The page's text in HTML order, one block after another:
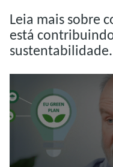
Leia mais sobre
está
sustentabilidade.